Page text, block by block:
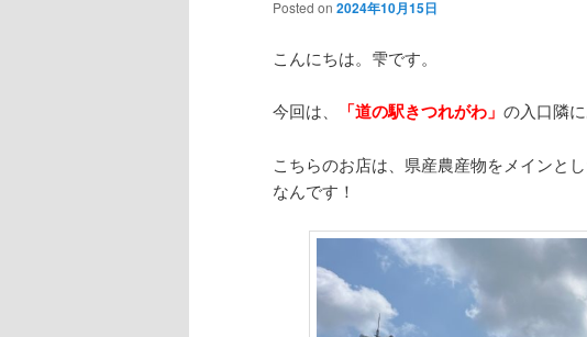
Posted on 2024年10月15日
こんにちは。雫です。
今回は、 「道の駅きつれがわ」 の入口隣
こちらのお店は、県産農産物をメインと
なんです！